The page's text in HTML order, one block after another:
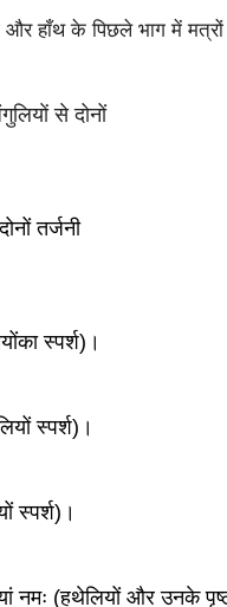
हाँथ के पिछले भाग में मत्रों
से दोनों
तर्जनी
स्पर्श)।
स्पर्श)।
स्पर्श)।
नमः (हथेलियों और उनके